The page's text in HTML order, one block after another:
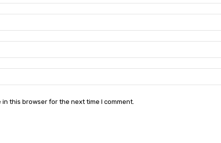
this browser for the next time I comment.